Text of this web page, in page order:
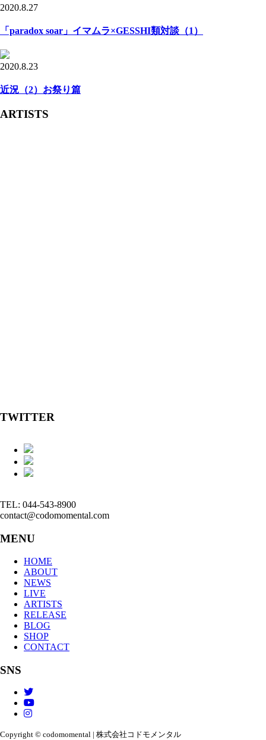
2020.8.27
「paradox soar」イマムラ×GESSHI類対談（1）
2020.8.23
近況（2）お祭り篇
ARTISTS
TWITTER
TEL: 044-543-8900
contact@codomomental.com
MENU
HOME
ABOUT
NEWS
LIVE
ARTISTS
RELEASE
BLOG
SHOP
CONTACT
SNS
Copyright © codomomental | 株式会社コドモメンタル